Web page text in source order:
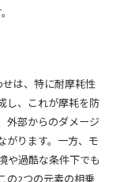
は、特に耐摩耗性
し、これが摩耗を防
外部からのダメージ
がります。一方、モ
や過酷な条件下でも